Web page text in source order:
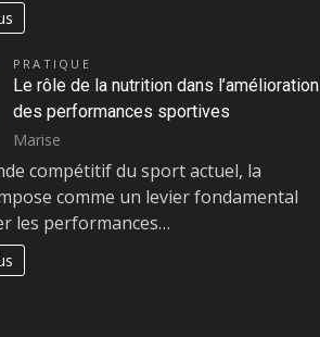
PRATIQUE
Le rôle de la nutrition dans l’amélioration
des performances sportives
Marise
compétitif du sport actuel, la
comme un levier fondamental
les performances…